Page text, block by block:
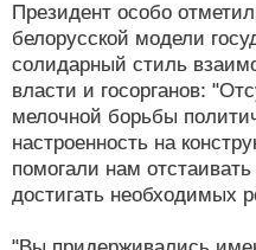
Президент особо
белорусской модели
солидарный стиль
власти и госорганов:
мелочной борьбы
настроенность на
помогали нам
достигать необходимых